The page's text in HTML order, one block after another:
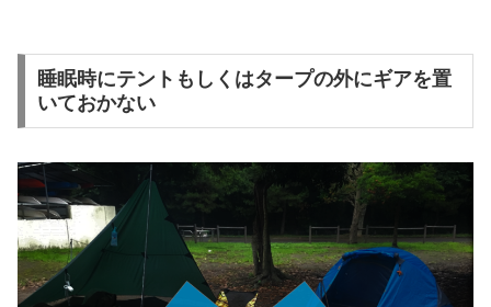
睡眠時にテントもしくはタープの外にギアを置
いておかない